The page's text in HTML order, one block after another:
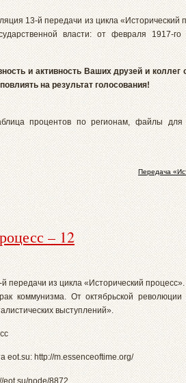
13-й передачи из цикла «Исторический
власти: от февраля 1917-го
и активность Ваших друзей и коллег
на результат голосования!
процентов по регионам, файлы для
Передача
– 12
передачи из цикла «Исторический процесс».
коммунизма. От октябрьской революции
выступлений».
eot.su: http://m.essenceoftime.org/
eot.su/node/8872